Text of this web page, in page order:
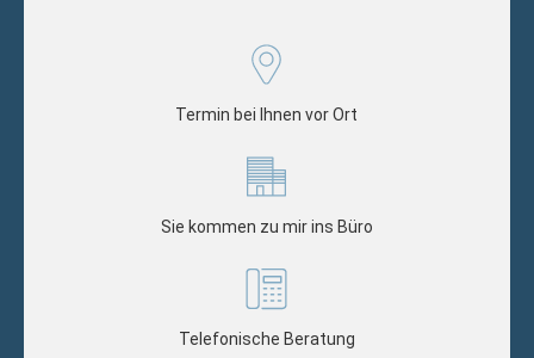
Termin bei Ihnen vor Ort
Sie kommen zu mir ins Büro
Telefonische Beratung